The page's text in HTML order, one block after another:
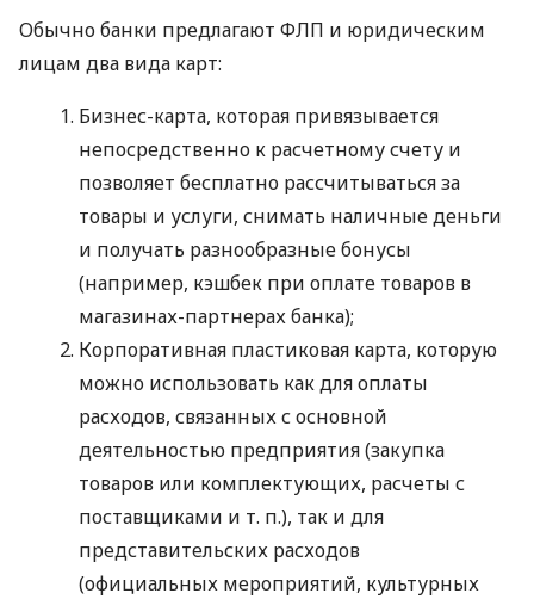
Обычно банки предлагают ФЛП и юридическим
лицам два вида карт:
Бизнес-карта, которая привязывается
непосредственно к расчетному счету и
позволяет бесплатно рассчитываться за
товары и услуги, снимать наличные деньги
и получать разнообразные бонусы
(например, кэшбек при оплате товаров в
магазинах-партнерах банка);
Корпоративная пластиковая карта, которую
можно использовать как для оплаты
расходов, связанных с основной
деятельностью предприятия (закупка
товаров или комплектующих, расчеты с
поставщиками и т. п.), так и для
представительских расходов
(официальных мероприятий, культурных